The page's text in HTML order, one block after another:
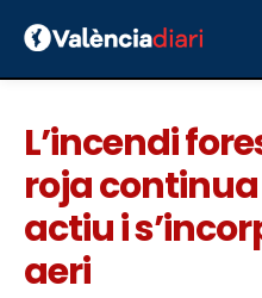
L’incendi
roja continua
actiu i
aeri